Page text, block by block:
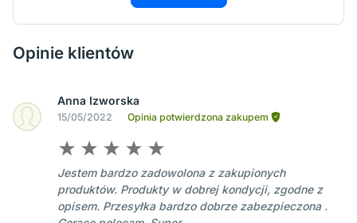
Opinie klientów
Anna Izworska
15/05/2022 Opinia potwierdzona zakupem
Jestem bardzo zadowolona z zakupionych
produktów. Produkty w dobrej kondycji, zgodne z
opisem. Przesyłka bardzo dobrze zabezpieczona .